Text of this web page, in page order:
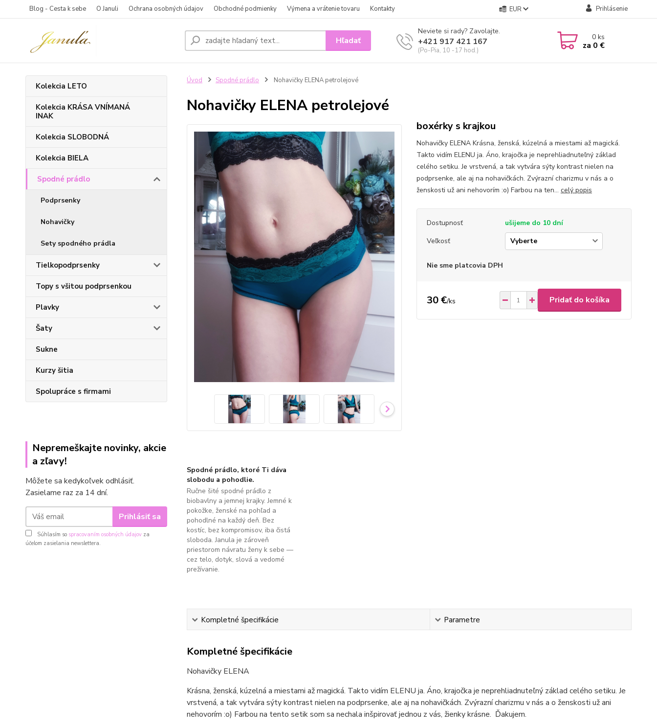
Blog - Cesta k sebe O Januli Ochrana osobných údajov Obchodné podmienky Výmena a vrátenie tovaru Kontakty EUR Prihlásenie
Hľadať
Neviete si rady? Zavolajte.
+421 917 421 167
(Po-Pia, 10 -17 hod.)
0ks
za 0 €
Kolekcia LETO
Kolekcia KRÁSA VNÍMANÁ
INAK
Kolekcia SLOBODNÁ
Kolekcia BIELA
Spodné prádlo
Podprsenky
Nohavičky
Sety spodného prádla
Tielkopodprsenky
Topy s všitou podprsenkou
Plavky
Šaty
Sukne
Kurzy šitia
Spolupráce s firmami
Nepremeškajte novinky, akcie
a zľavy!
Môžete sa kedykoľvek odhlásiť.
Zasielame raz za 14 dní.
Prihlásiť sa
Súhlasím so spracovaním osobných údajov za
účelom zasielania newslettera.
Úvod Spodné prádlo Nohavičky ELENA petrolejové
Nohavičky ELENA petrolejové
boxérky s krajkou
Nohavičky ELENA Krásna, ženská, kúzelná a miestami až magická.
Takto vidím ELENU ja. Áno, krajočka je neprehliadnuteľný základ
celého setiku. Je vrstvená, a tak vytvára sýty kontrast nielen na
podprsenke, ale aj na nohavičkách. Zvýrazní charizmu v nás a o
ženskosti už ani nehovorím :o) Farbou na ten... celý popis
Dostupnosť
ušijeme do 10 dní
Veľkosť
Nie sme platcovia DPH
30 €/ks Pridať do košíka
Spodné prádlo, ktoré Ti dáva
slobodu a pohodlie.
Ručne šité spodné prádlo z
biobavlny a jemnej krajky. Jemné k
pokožke, ženské na pohľad a
pohodlné na každý deň. Bez
kostíc, bez kompromisov, iba čistá
sloboda. Janula je zároveň
priestorom návratu ženy k sebe —
cez telo, dotyk, slová a vedomé
prežívanie.
Kompletné špecifikácie Parametre
Kompletné špecifikácie
Nohavičky ELENA
Krásna, ženská, kúzelná a miestami až magická. Takto vidím ELENU ja. Áno, krajočka je neprehliadnuteľný základ celého setiku. Je
vrstvená, a tak vytvára sýty kontrast nielen na podprsenke, ale aj na nohavičkách. Zvýrazní charizmu v nás a o ženskosti už ani
nehovorím :o) Farbou na tento setik som sa nechala inšpirovať jednou z vás, žienky krásne. Ďakujem.